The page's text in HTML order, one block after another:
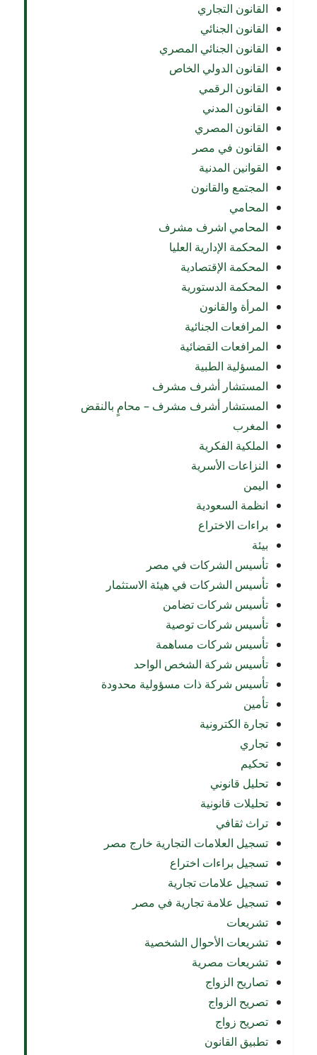
القانون التجاري
القانون الجنائي
القانون الجنائي المصري
القانون الدولي الخاص
القانون الرقمي
القانون المدني
القانون المصري
القانون في مصر
القوانين المدنية
المجتمع والقانون
المحامي
المحامي اشرف مشرف
المحكمة الإدارية العليا
المحكمة الإقتصادية
المحكمة الدستورية
المرأة والقانون
المرافعات الجنائية
المرافعات القضائية
المسؤلية الطبية
المستشار أشرف مشرف
المستشار أشرف مشرف – محامٍ بالنقض
المغرب
الملكية الفكرية
النزاعات الأسرية
اليمن
انظمة السعودية
براءات الاختراع
بيئة
تأسيس الشركات في مصر
تأسيس الشركات في هيئة الاستثمار
تأسيس شركات تضامن
تأسيس شركات توصية
تأسيس شركات مساهمة
تأسيس شركة الشخص الواحد
تأسيس شركة ذات مسؤولية محدودة
تأمين
تجارة الكترونية
تجاري
تحكيم
تحليل قانوني
تحليلات قانونية
تراث ثقافي
تسجيل العلامات التجارية خارج مصر
تسجيل براءات اختراع
تسجيل علامات تجارية
تسجيل علامة تجارية في مصر
تشريعات
تشريعات الأحوال الشخصية
تشريعات مصرية
تصاريح الزواج
تصريح الزواج
تصريح زواج
تطبيق القانون